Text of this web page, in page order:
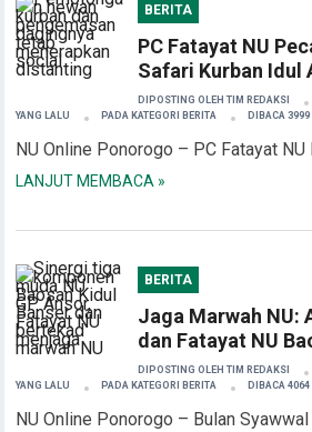
BERITA
PC Fatayat NU
Safari Kurban Idul
DIPOSTING OLEHTIM REDAKSI
YANG LALU
PADA KATEGORI BERITA DIBACA 3999
NU Online Ponorogo – PC Fatayat
LANJUT MEMBACA »
BERITA
Jaga Marwah NU:
dan Fatayat NU
DIPOSTING OLEHTIM REDAKSI
YANG LALU
PADA KATEGORI BERITA DIBACA 4064
NU Online Ponorogo – Bulan